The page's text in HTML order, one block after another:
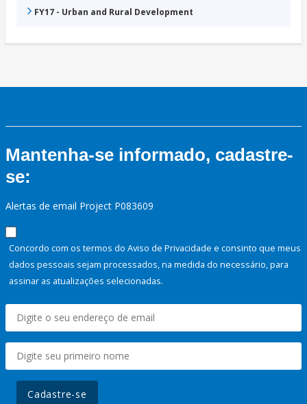
FY17 - Urban and Rural Development
Mantenha-se informado, cadastre-
se:
Alertas de email Project P083609
Concordo com os termos do Aviso de Privacidade e consinto que meus
dados pessoais sejam processados, na medida do necessário, para
assinar as atualizações selecionadas.
Cadastre-se